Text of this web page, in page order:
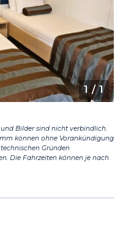
1/ 1
Bilder sind nicht verbindlich.
können ohne Vorankündigung
Gründen
Die Fahrzeiten können je nach